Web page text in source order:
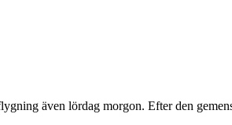
även lördag morgon. Efter den